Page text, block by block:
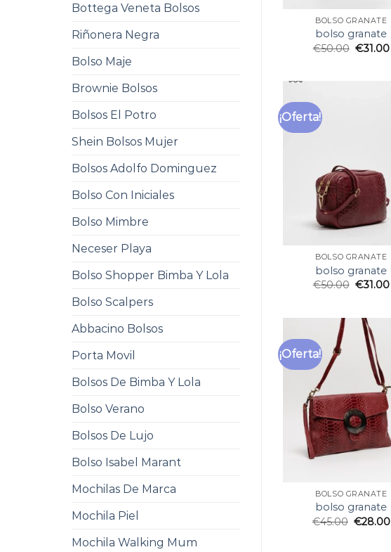
Bottega Veneta Bolsos
Riñonera Negra
Bolso Maje
Brownie Bolsos
Bolsos El Potro
Shein Bolsos Mujer
Bolsos Adolfo Dominguez
Bolso Con Iniciales
Bolso Mimbre
Neceser Playa
Bolso Shopper Bimba Y Lola
Bolso Scalpers
Abbacino Bolsos
Porta Movil
Bolsos De Bimba Y Lola
Bolso Verano
Bolsos De Lujo
Bolso Isabel Marant
Mochilas De Marca
Mochila Piel
Mochila Walking Mum
BOLSO GRANATE
bolso granate
€50.00 €31.00
¡Oferta!
BOLSO GRANATE
bolso granate
€50.00 €31.00
¡Oferta!
BOLSO GRANATE
bolso granate
€45.00 €28.00